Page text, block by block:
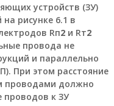
устройств (ЗУ)
рисунке 6.1 в
Rп2и Rт2
провода не
и параллельно
При этом расстояние
проводами должно
проводов к ЗУ